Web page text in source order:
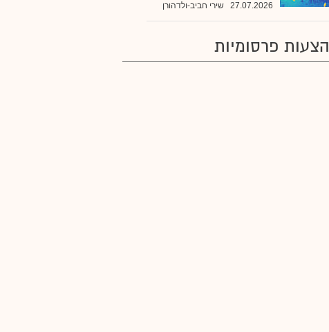
27.07.2026 שירי חביב-ולדהורן
הצעות פרסומיות